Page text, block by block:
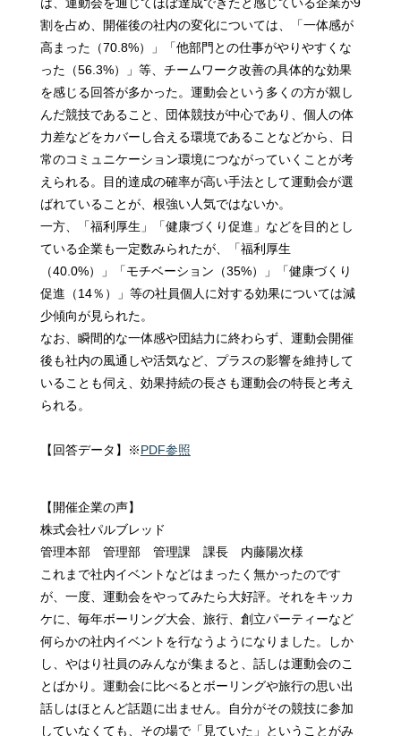
は、運動会を通じてほぼ達成できたと感じている企業が9
割を占め、開催後の社内の変化については、「一体感が
高まった（70.8%）」「他部門との仕事がやりやすくな
った（56.3%）」等、チームワーク改善の具体的な効果
を感じる回答が多かった。運動会という多くの方が親し
んだ競技であること、団体競技が中心であり、個人の体
力差などをカバーし合える環境であることなどから、日
常のコミュニケーション環境につながっていくことが考
えられる。目的達成の確率が高い手法として運動会が選
ばれていることが、根強い人気ではないか。
一方、「福利厚生」「健康づくり促進」などを目的とし
ている企業も一定数みられたが、「福利厚生
（40.0%）」「モチベーション（35%）」「健康づくり
促進（14％）」等の社員個人に対する効果については減
少傾向が見られた。
なお、瞬間的な一体感や団結力に終わらず、運動会開催
後も社内の風通しや活気など、プラスの影響を維持して
いることも伺え、効果持続の長さも運動会の特長と考え
られる。
【回答データ】※PDF参照
【開催企業の声】
株式会社パルブレッド
管理本部 管理部 管理課 課長 内藤陽次様
これまで社内イベントなどはまったく無かったのです
が、一度、運動会をやってみたら大好評。それをキッカ
ケに、毎年ボーリング大会、旅行、創立パーティーなど
何らかの社内イベントを行なうようになりました。しか
し、やはり社員のみんなが集まると、話しは運動会のこ
とばかり。運動会に比べるとボーリングや旅行の思い出
話しはほとんど話題に出ません。自分がその競技に参加
していなくても、その場で「見ていた」ということがみ